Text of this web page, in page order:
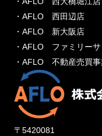
・AFLO 西田辺店
・AFLO 新大阪店
・AFLO ファミリーサ
・AFLO 不動産売買
〒5420081